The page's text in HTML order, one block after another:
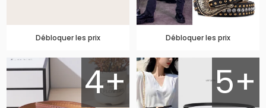
Débloquer les prix Débloquer les prix
4+ 5+